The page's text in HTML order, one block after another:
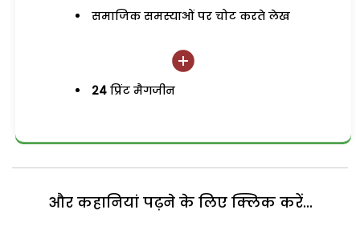
समाजिक समस्याओं पर चोट करते लेख
24 प्रिंट मैगजीन
और कहानियां पढ़ने के लिए क्लिक करें...